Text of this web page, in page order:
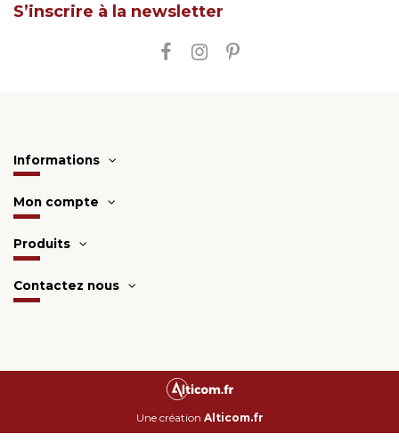
S’inscrire à la newsletter
Informations
Mon compte
Produits
Contactez nous
Une création Alticom.fr